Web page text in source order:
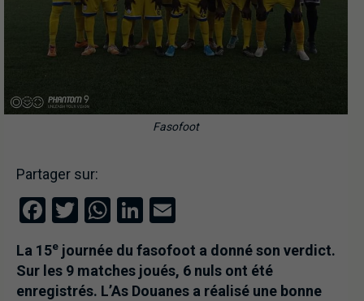
Fasofoot
Partager sur:
Facebook
Twitter
WhatsApp
LinkedIn
La 15e journée du fasofoot a donné son verdict.
Sur les 9 matches joués, 6 nuls ont été
enregistrés. L’As Douanes a réalisé une bonne